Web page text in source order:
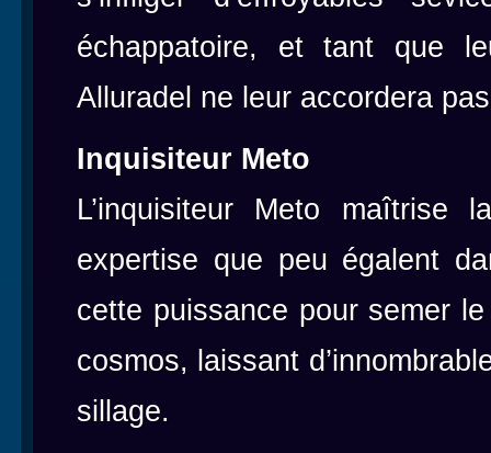
échappatoire, et tant que
Alluradel ne leur accordera
Inquisiteur Meto
L’inquisiteur Meto maîtrise
expertise que peu égalent
cette puissance pour semer
cosmos, laissant
sillage.